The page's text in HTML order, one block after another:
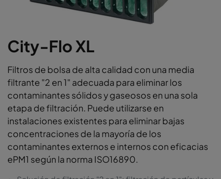
City-Flo XL
Filtros de bolsa de alta calidad con una media
filtrante "2 en 1" adecuada para eliminar los
contaminantes sólidos y gaseosos en una sola
etapa de filtración. Puede utilizarse en
instalaciones existentes para eliminar bajas
concentraciones de la mayoría de los
contaminantes externos e internos con eficacias
ePM1 según la norma ISO16890.